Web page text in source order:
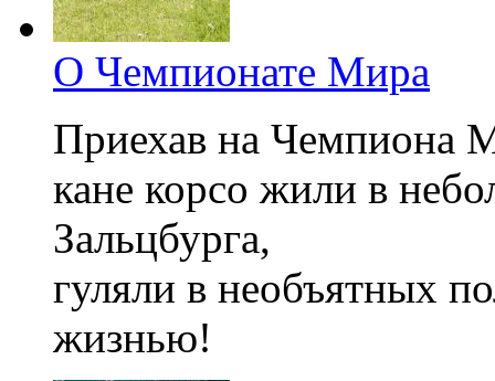
О Чемпионате Мира
Приехав на Чемпиона
кане корсо жили в
Зальцбурга,
гуляли в необъятных
жизнью!